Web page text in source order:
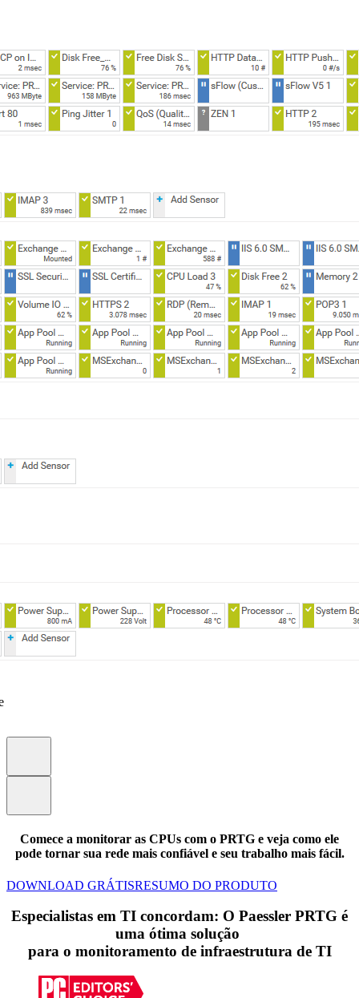
Comece a monitorar as CPUs com o PRTG e veja como ele
pode tornar sua rede mais confiável e seu trabalho mais fácil.
DOWNLOAD GRÁTISRESUMO DO PRODUTO
Especialistas em TI concordam: O Paessler PRTG é
uma ótima solução
para o monitoramento de infraestrutura de TI